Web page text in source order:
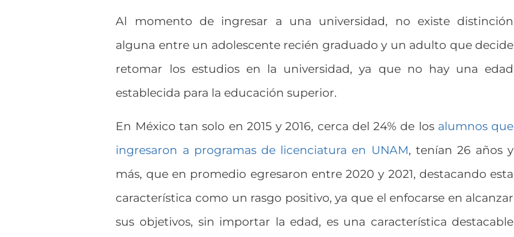
Al momento de ingresar a una universidad, no existe distinción
alguna entre un adolescente recién graduado y un adulto que decide
retomar los estudios en la universidad, ya que no hay una edad
establecida para la educación superior.
En México tan solo en 2015 y 2016, cerca del 24% de los alumnos que
ingresaron a programas de licenciatura en UNAM, tenían 26 años y
más, que en promedio egresaron entre 2020 y 2021, destacando esta
característica como un rasgo positivo, ya que el enfocarse en alcanzar
sus objetivos, sin importar la edad, es una característica destacable